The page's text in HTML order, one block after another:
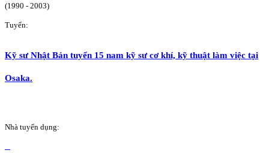
(1990 - 2003)
Tuyển:
Kỹ sư Nhật Bản tuyển 15 nam kỹ sư cơ khí, kỹ thuật làm việc tại
Osaka.
Nhà tuyển dụng: